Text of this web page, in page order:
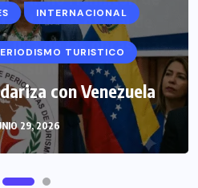
INTERNACIONAL
TURISTICO
con Venezuela
29, 2026